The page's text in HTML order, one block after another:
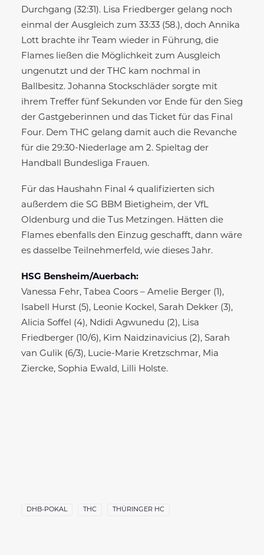
Durchgang (32:31). Lisa Friedberger gelang noch
einmal der Ausgleich zum 33:33 (58.), doch Annika
Lott brachte ihr Team wieder in Führung, die
Flames ließen die Möglichkeit zum Ausgleich
ungenutzt und der THC kam nochmal in
Ballbesitz. Johanna Stockschläder sorgte mit
ihrem Treffer fünf Sekunden vor Ende für den Sieg
der Gastgeberinnen und das Ticket für das Final
Four. Dem THC gelang damit auch die Revanche
für die 29:30-Niederlage am 2. Spieltag der
Handball Bundesliga Frauen.
Für das Haushahn Final 4 qualifizierten sich
außerdem die SG BBM Bietigheim, der VfL
Oldenburg und die Tus Metzingen. Hätten die
Flames ebenfalls den Einzug geschafft, dann wäre
es dasselbe Teilnehmerfeld, wie dieses Jahr.
HSG Bensheim/Auerbach:
Vanessa Fehr, Tabea Coors – Amelie Berger (1),
Isabell Hurst (5), Leonie Kockel, Sarah Dekker (3),
Alicia Soffel (4), Ndidi Agwunedu (2), Lisa
Friedberger (10/6), Kim Naidzinavicius (2), Sarah
van Gulik (6/3), Lucie-Marie Kretzschmar, Mia
Ziercke, Sophia Ewald, Lilli Holste.
DHB-POKAL THC THÜRINGER HC